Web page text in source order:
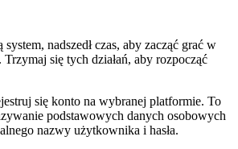
system, nadszedł czas, aby zacząć grać w
się tych działań, aby rozpocząć
się konto na wybranej platformie. To
podstawowych danych osobowych
nazwy użytkownika i hasła.